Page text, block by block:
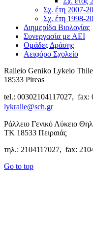
Σχ. έτη 2007-
Σχ. έτη 1998-
Διημερίδα Βιολογίας
Συνεργασία με ΑΕΙ
Ομάδες Δράσης
Αειφόρο Σχολείο
Ralleio Geniko Lykeio
18533 Pireas
tel.: 00302104117027, fax:
lykralle@sch.gr
Ράλλειο Γενικό Λύκειο
ΤΚ 18533 Πειραιάς
τηλ.: 2104117027, fax:
Go to top